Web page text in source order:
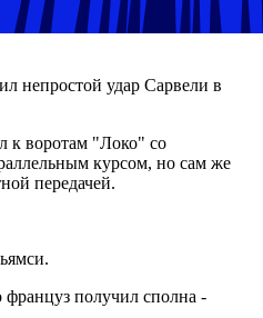
непростой удар Сарвели в
к воротам "Локо" со
курсом, но сам же
передачей.
получил сполна -